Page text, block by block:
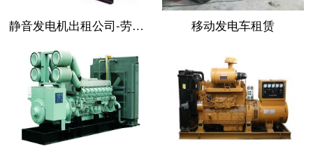
静音发电机出租公司-劳斯莱斯 移动发电车租赁